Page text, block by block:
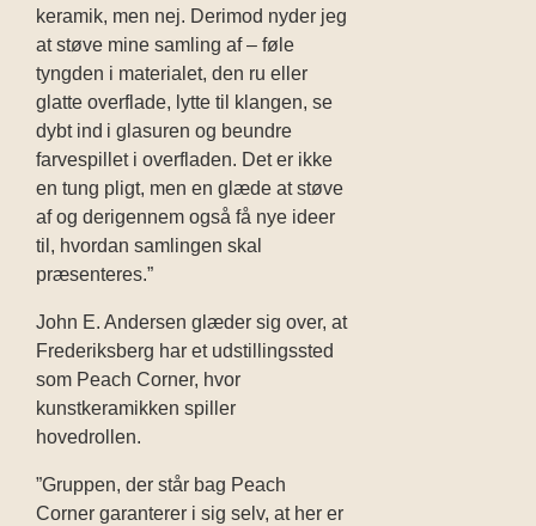
keramik, men nej. Derimod nyder jeg
at støve mine samling af – føle
tyngden i materialet, den ru eller
glatte overflade, lytte til klangen, se
dybt ind i glasuren og beundre
farvespillet i overfladen. Det er ikke
en tung pligt, men en glæde at støve
af og derigennem også få nye ideer
til, hvordan samlingen skal
præsenteres.”
John E. Andersen glæder sig over, at
Frederiksberg har et udstillingssted
som Peach Corner, hvor
kunstkeramikken spiller
hovedrollen.
”Gruppen, der står bag Peach
Corner garanterer i sig selv, at her er